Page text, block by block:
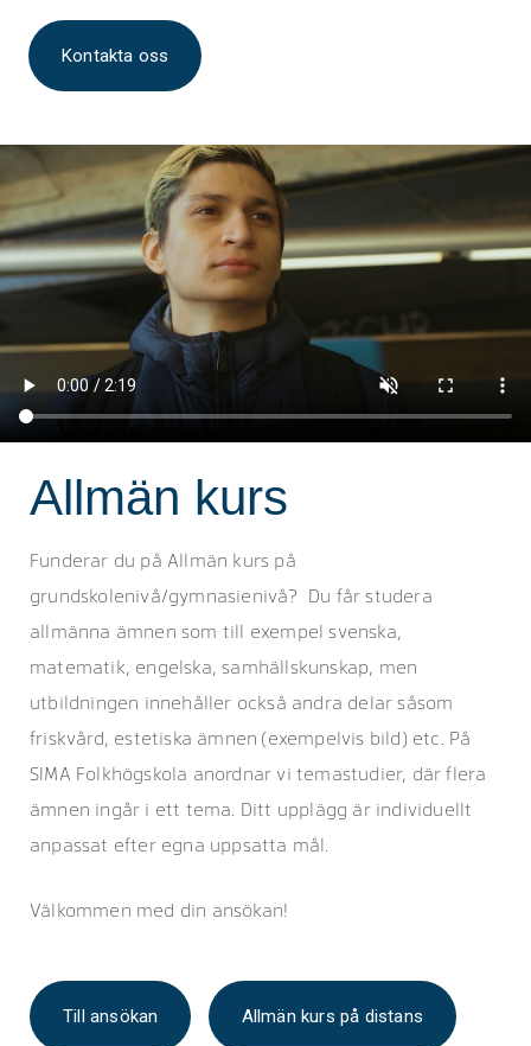
Kontakta oss
Allmän kurs
Funderar du på Allmän kurs på
grundskolenivå/gymnasienivå? Du får studera
allmänna ämnen som till exempel svenska,
matematik, engelska, samhällskunskap, men
utbildningen innehåller också andra delar såsom
friskvård, estetiska ämnen (exempelvis bild) etc. På
SIMA Folkhögskola anordnar vi temastudier, där flera
ämnen ingår i ett tema. Ditt upplägg är individuellt
anpassat efter egna uppsatta mål.
Välkommen med din ansökan!
Till ansökan Allmän kurs på distans